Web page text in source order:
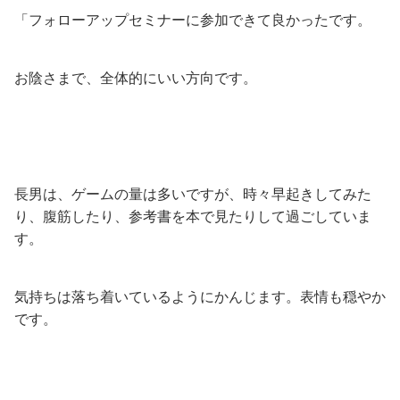
「フォローアップセミナーに参加できて良かったです。
お陰さまで、全体的にいい方向です。
長男は、ゲームの量は多いですが、時々早起きしてみた
り、腹筋したり、参考書を本で見たりして過ごしていま
す。
気持ちは落ち着いているようにかんじます。表情も穏やか
です。